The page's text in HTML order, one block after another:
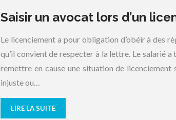
Saisir un avocat lors d’un
Le licenciement a pour obligation d’obéir à des
qu’il convient de respecter à la lettre. Le salarié
remettre en cause une situation de licenciement
injuste ou…
LIRE LA SUITE